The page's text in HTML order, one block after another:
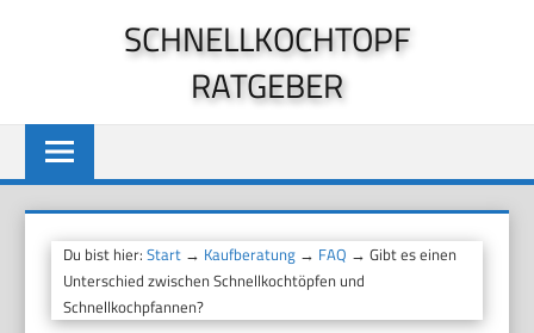
SCHNELLKOCHTOPF
RATGEBER
Du bist hier:Start → Kaufberatung → FAQ → Gibt es einen
Unterschied zwischen Schnellkochtöpfen und
Schnellkochpfannen?